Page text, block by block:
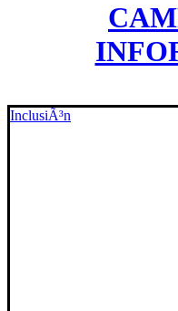
InclusiÃ³n